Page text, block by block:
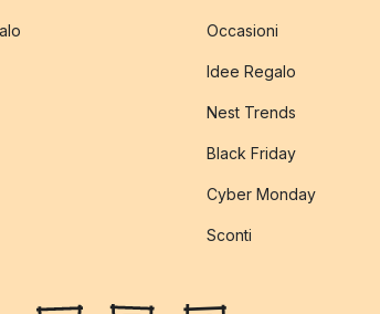
Occasioni
Idee Regalo
Nest Trends
Black Friday
Cyber Monday
Sconti